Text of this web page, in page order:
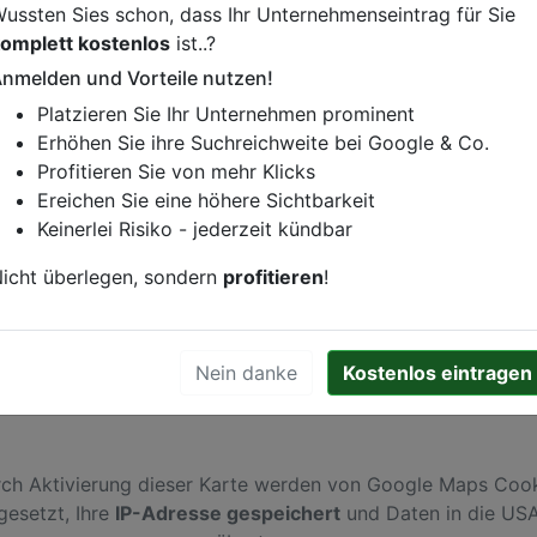
oder andere relevante Informationen hinzufügen?
Gerne erweitern wir Ihren Firmeneintrag um
Ihren Wettbewerbern abheben.
Aktivierung dieser Karte werden von Google Maps
Ihre IP-Adresse gespeichert und Daten in die
Sies schon, dass Ihr Unternehmenseintrag für Sie
kostenlos ist..?
und Vorteile nutzen!
Platzieren Sie Ihr Unternehmen prominent
Erhöhen Sie ihre Suchreichweite bei Google & Co.
Profitieren Sie von mehr Klicks
Ereichen Sie eine höhere Sichtbarkeit
Keinerlei Risiko - jederzeit kündbar
überlegen, sondern profitieren!
Nein danke Kostenlos eintragen